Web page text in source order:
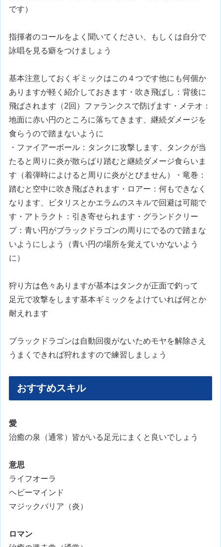
です）
指揮者のコールをよく聞いてください、もしくは自分で
詠唱を見る癖をつけましょう
基本注意しておくギミックはこの４つです他にも何個か
ありますが軽く紹介しておきます・吹き飛ばし：背後に
飛ばされます（2回）ファランクスで防げます・メテオ：
地面に赤い円のところに落ちてきます、継続ダメージを
食らうので踏まないように
・ファイアーボール：タンクに攻撃します、タンクが当
たると周りに炎が散らばり踏むと継続ダメージ食らいま
す（着弾時によけると周りに炎がとびません）・竜巻：
踏むと空中に吹き飛ばされます・ロアー：何もできなく
なります、ビタリスとかエラムのスキルで回避は可能で
す・アトラクト：引き寄せられます・グランドクリー
プ：青い円がブラックドラゴンの周りにでるので踏まな
いようにしよう（青い円の場所を覚えていかないよう
に）
狩り方は色々ありますが基本はタンクが正面で釣って
足元で攻撃をします基本ギミックをよけていれば何とか
耐えれます
ブラックドラゴンは自動回復がないためモヤを解除さえ
うまくできれば狩れますので練習しましょう
おすすめスキル
愛
治癒の泉（通常）皆がいる足元にまくと良いでしょう
意思
ライフオーラ
ヘビーマインド
マジックバリア（炎）
ロマン